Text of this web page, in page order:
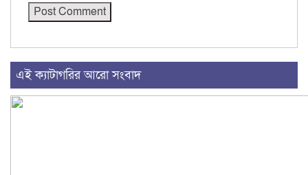
এই ক্যাটাগরির আরো সংবাদ